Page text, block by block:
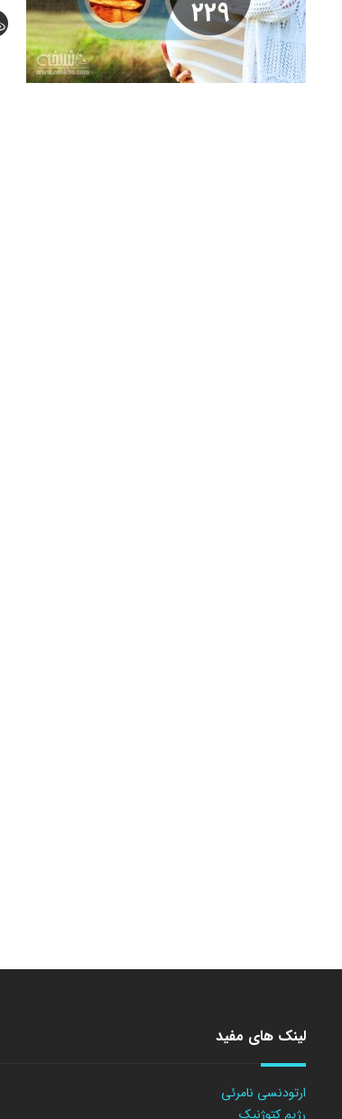
لینک های مفید
ارتودنسی نامرئی
رژیم کتوژنیک